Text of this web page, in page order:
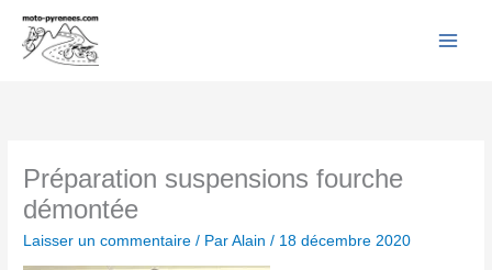
contenu
Préparation suspensions fourche
démontée
Laisser un commentaire / ParAlain/ 18 décembre 2020